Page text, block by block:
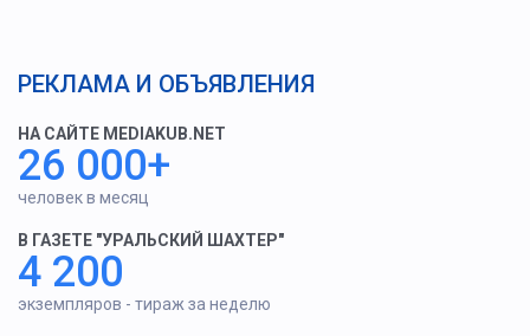
РЕКЛАМА И ОБЪЯВЛЕНИЯ
НА САЙТЕ MEDIAKUB.NET
26 000+
человек в месяц
В ГАЗЕТЕ "УРАЛЬСКИЙ ШАХТЕР"
4 200
экземпляров - тираж за неделю